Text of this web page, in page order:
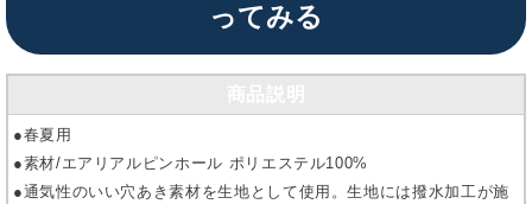
ってみる
●春夏用
●素材/エアリアルピンホール ポリエステル100%
●通気性のいい穴あき素材を生地として使用。生地には撥水加工が施